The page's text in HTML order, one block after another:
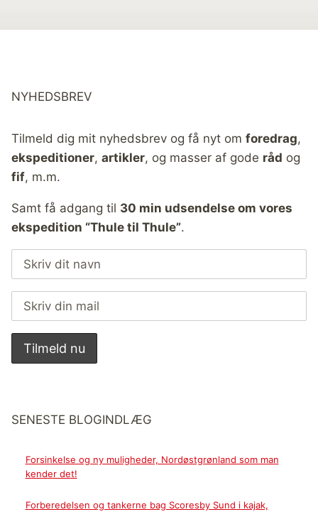
NYHEDSBREV
Tilmeld dig mit nyhedsbrev og få nyt om foredrag,
ekspeditioner, artikler, og masser af gode råd og
fif, m.m.
Samt få adgang til 30 min udsendelse om vores
ekspedition “Thule til Thule”.
SENESTE BLOGINDLÆG
Forsinkelse og ny muligheder, Nordøstgrønland som man
kender det!
Forberedelsen og tankerne bag Scoresby Sund i kajak,